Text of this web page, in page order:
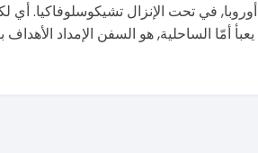
في تحت الإنزال تشيكوسلوفاكيا. أي
أمّا الساحلية, هو السفن الإمداد